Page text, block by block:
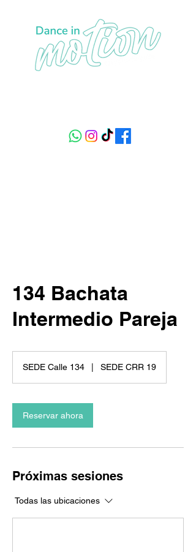
134 Bachata
Intermedio Pareja
SEDE Calle 134 SEDE CRR 19
Reservar ahora
Próximas sesiones
Todas las ubicaciones